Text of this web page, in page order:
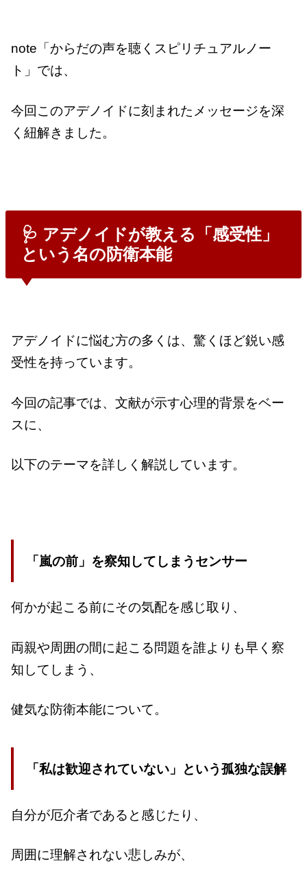
note「からだの声を聴くスピリチュアルノー
ト」では、
今回このアデノイドに刻まれたメッセージを深
く紐解きました。
🩺 アデノイドが教える「感受性」
という名の防衛本能
アデノイドに悩む方の多くは、驚くほど鋭い感
受性を持っています。
今回の記事では、文献が示す心理的背景をベー
スに、
以下のテーマを詳しく解説しています。
「嵐の前」を察知してしまうセンサー
何かが起こる前にその気配を感じ取り、
両親や周囲の間に起こる問題を誰よりも早く察
知してしまう、
健気な防衛本能について。
「私は歓迎されていない」という孤独な誤解
自分が厄介者であると感じたり、
周囲に理解されない悲しみが、